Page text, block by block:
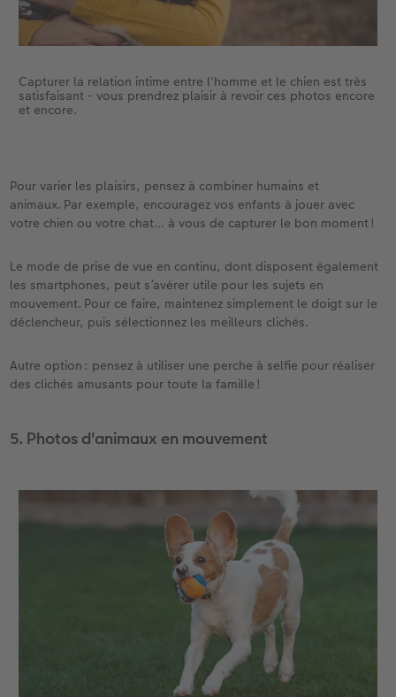
Capturer la relation intime entre l'homme et le chien est très
satisfaisant - vous prendrez plaisir à revoir ces photos encore
et encore.
Pour varier les plaisirs, pensez à combiner humains et
animaux. Par exemple, encouragez vos enfants à jouer avec
votre chien ou votre chat… à vous de capturer le bon moment !
Le mode de prise de vue en continu, dont disposent également
les smartphones, peut s’avérer utile pour les sujets en
mouvement. Pour ce faire, maintenez simplement le doigt sur le
déclencheur, puis sélectionnez les meilleurs clichés.
Autre option : pensez à utiliser une perche à selfie pour réaliser
des clichés amusants pour toute la famille !
5. Photos d'animaux en mouvement